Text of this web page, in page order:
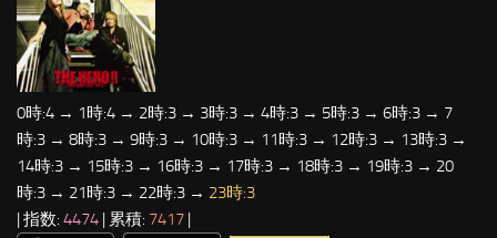
0時:4 → 1時:4 → 2時:3 → 3時:3 → 4時:3 → 5時:3 → 6時:3 → 7
時:3 → 8時:3 → 9時:3 → 10時:3 → 11時:3 → 12時:3 → 13時:3 →
14時:3 → 15時:3 → 16時:3 → 17時:3 → 18時:3 → 19時:3 → 20
時:3 → 21時:3 → 22時:3 → 23時:3
| 指数: 4474 | 累積: 7417 |